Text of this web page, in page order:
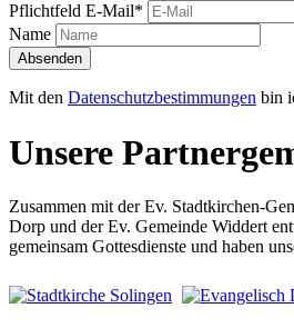
Pflichtfeld E-Mail*
Name
Absenden
Mit den Datenschutzbestimmungen bin
Unsere
Zusammen mit der Ev. Stadtkirchen-
Dorp und der Ev. Gemeinde Widdert
gemeinsam Gottesdienste und haben